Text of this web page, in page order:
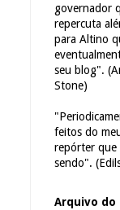
governador
repercuta
para Altino
seu blog".
Stone)
feitos do
repórter que
sendo".
Arquivo do